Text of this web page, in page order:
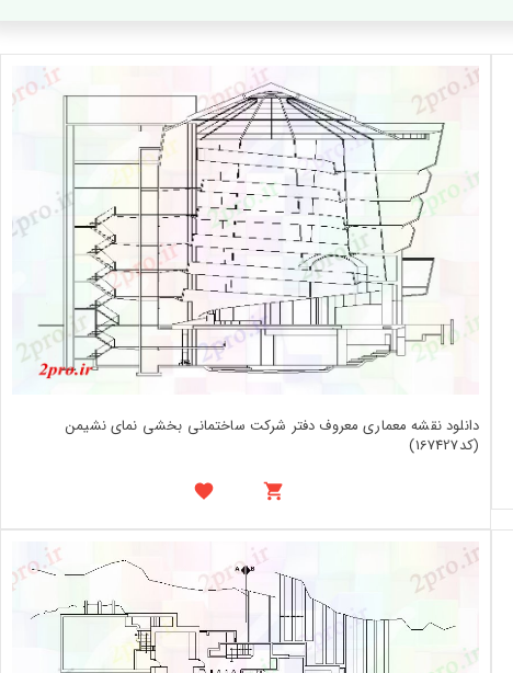
دانلود نقشه معماری معروف دفتر شرکت ساختمانی بخشی نمای نشیمن
(کد167427)